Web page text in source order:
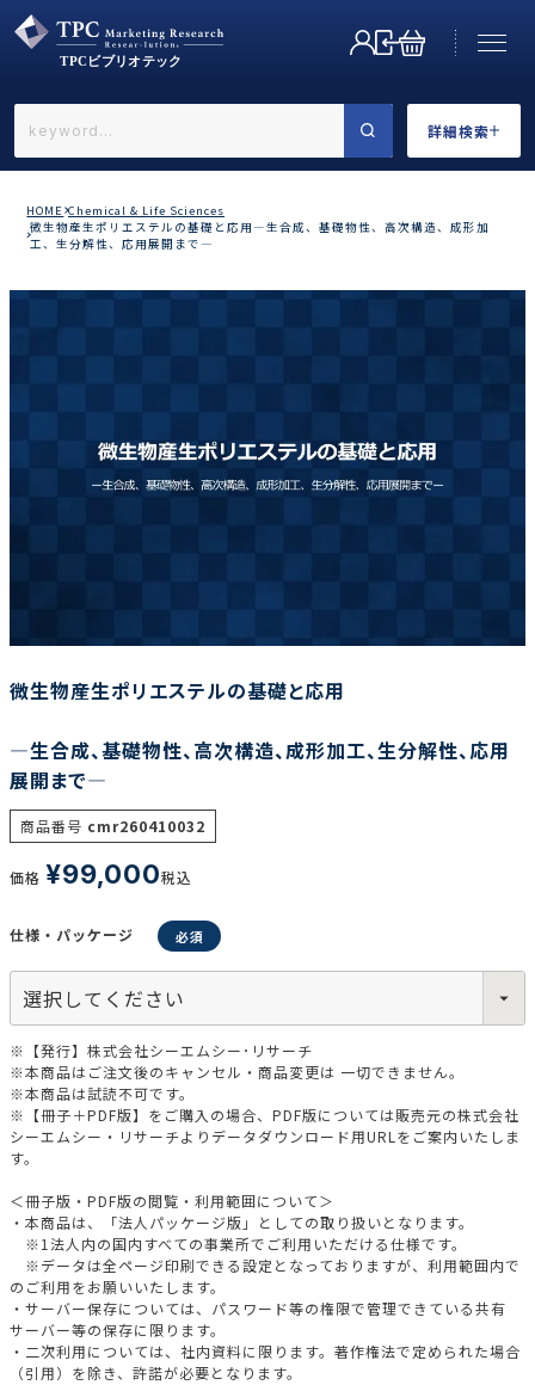
詳細検索
←戻る
カテゴリで選ぶ
調査の種類で選ぶ
HOME Chemical & Life Sciences
微生物産生ポリエステルの基礎と応用―生合成、基礎物性、高次構造、成形加
工、生分解性、応用展開まで―
微生物産生ポリエステルの基礎と応用
―生合成、基礎物性、高次構造、成形加工、生分解性、応用
展開まで―
商品番号 cmr260410032
価格 ¥99,000税込
仕様・パッケージ
※【発行】株式会社シーエムシー･リサーチ
※本商品はご注文後のキャンセル・商品変更は 一切できません。
※本商品は試読不可です。
※【冊子＋PDF版】をご購入の場合、PDF版については販売元の株式会社
シーエムシー・リサーチよりデータダウンロード用URLをご案内いたしま
す。
＜冊子版・PDF版の閲覧・利用範囲について＞
・本商品は、「法人パッケージ版」としての取り扱いとなります。
※1法人内の国内すべての事業所でご利用いただける仕様です。
※データは全ページ印刷できる設定となっておりますが、利用範囲内で
のご利用をお願いいたします。
・サーバー保存については、パスワード等の権限で管理できている共有
サーバー等の保存に限ります。
・二次利用については、社内資料に限ります。著作権法で定められた場合
（引用）を除き、許諾が必要となります。